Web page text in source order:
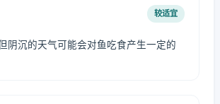
较适宜
阴沉的天气可能会对鱼吃食产生一定的